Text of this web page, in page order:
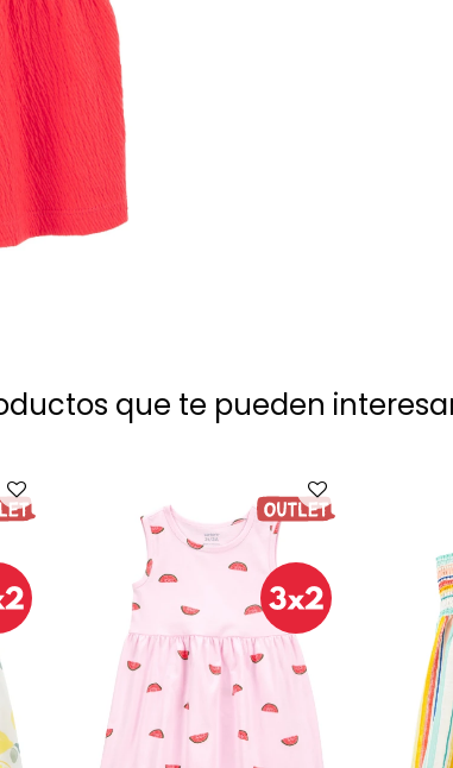
que te pueden